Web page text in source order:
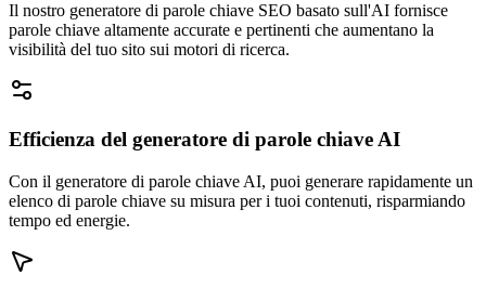
Il nostro generatore di parole chiave SEO basato sull'AI fornisce
parole chiave altamente accurate e pertinenti che aumentano la
visibilità del tuo sito sui motori di ricerca.
Efficienza del generatore di parole chiave AI
Con il generatore di parole chiave AI, puoi generare rapidamente un
elenco di parole chiave su misura per i tuoi contenuti, risparmiando
tempo ed energie.